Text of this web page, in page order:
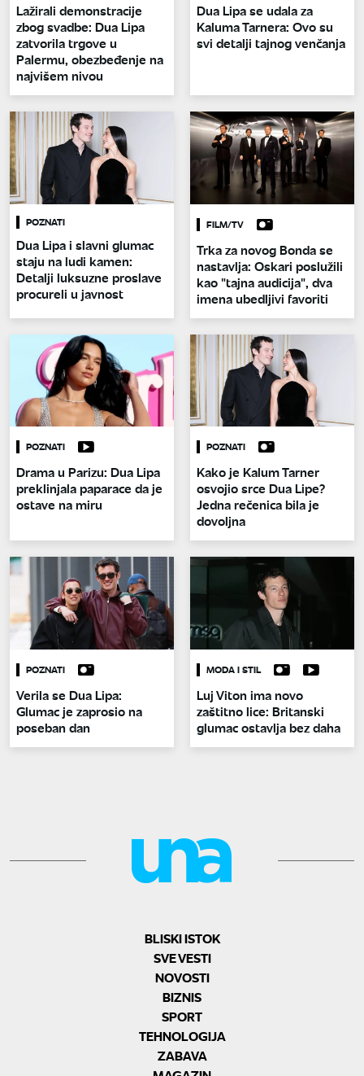
Lažirali demonstracije
zbog svadbe: Dua Lipa
zatvorila trgove u
Palermu, obezbeđenje na
najvišem nivou
Dua Lipa se udala za
Kaluma Tarnera: Ovo su
svi detalji tajnog venčanja
POZNATI
Dua Lipa i slavni glumac
staju na ludi kamen:
Detalji luksuzne proslave
procureli u javnost
FILM/TV
Trka za novog Bonda se
nastavlja: Oskari poslužili
kao "tajna audicija", dva
imena ubedljivi favoriti
POZNATI
Drama u Parizu: Dua Lipa
preklinjala paparace da je
ostave na miru
POZNATI
Kako je Kalum Tarner
osvojio srce Dua Lipe?
Jedna rečenica bila je
dovoljna
POZNATI
Verila se Dua Lipa:
Glumac je zaprosio na
poseban dan
MODA I STIL
Luj Viton ima novo
zaštitno lice: Britanski
glumac ostavlja bez daha
BLISKI ISTOK
SVE VESTI
NOVOSTI
BIZNIS
SPORT
TEHNOLOGIJA
ZABAVA